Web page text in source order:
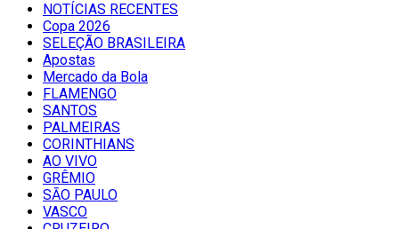
NOTÍCIAS RECENTES
Copa 2026
SELEÇÃO BRASILEIRA
Apostas
Mercado da Bola
FLAMENGO
SANTOS
PALMEIRAS
CORINTHIANS
AO VIVO
GRÊMIO
SĀO PAULO
VASCO